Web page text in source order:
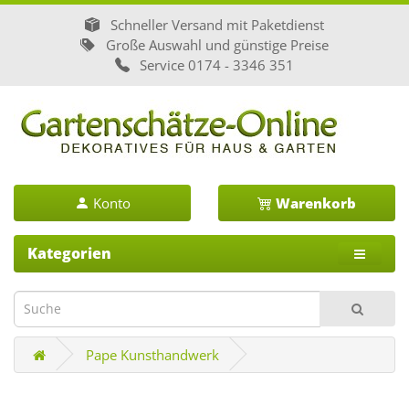
Schneller Versand mit Paketdienst
Große Auswahl und günstige Preise
Service0174 - 3346 351
Konto Warenkorb
Kategorien
Pape Kunsthandwerk